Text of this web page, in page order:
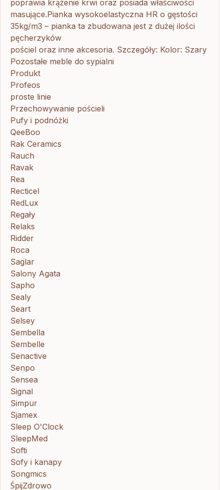
poprawia krążenie krwi oraz posiada właściwości
masujące.Pianka wysokoelastyczna HR o gęstości
35kg/m3 – pianka ta zbudowana jest z dużej ilości
pęcherzyków
pościel oraz inne akcesoria. Szczegóły: Kolor: Szary
Pozostałe meble do sypialni
Produkt
Profeos
proste linie
Przechowywanie pościeli
Pufy i podnóżki
QeeBoo
Rak Ceramics
Rauch
Ravak
Rea
Recticel
RedLux
Regały
Relaks
Ridder
Roca
Saglar
Salony Agata
Sapho
Sealy
Seart
Selsey
Sembella
Sembelle
Senactive
Senpo
Sensea
Signal
Simpur
Sjamex
Sleep O'Clock
SleepMed
Softi
Sofy i kanapy
Songmics
ŚpijZdrowo